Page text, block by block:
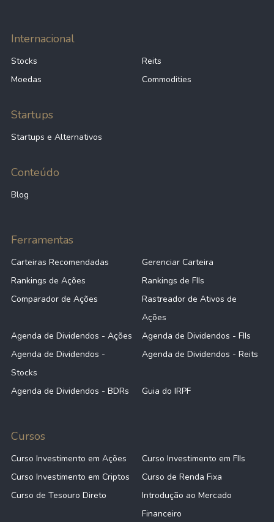
Internacional
Stocks
Reits
Moedas
Commodities
Startups
Startups e Alternativos
Conteúdo
Blog
Ferramentas
Carteiras Recomendadas
Gerenciar Carteira
Rankings de Ações
Rankings de FIIs
Comparador de Ações
Rastreador de Ativos de
Ações
Agenda de Dividendos - Ações
Agenda de Dividendos - FIIs
Agenda de Dividendos -
Stocks
Agenda de Dividendos - Reits
Agenda de Dividendos - BDRs Guia do IRPF
Cursos
Curso Investimento em Ações
Curso Investimento em FIIs
Curso Investimento em Criptos
Curso de Renda Fixa
Curso de Tesouro Direto
Introdução ao Mercado
Financeiro